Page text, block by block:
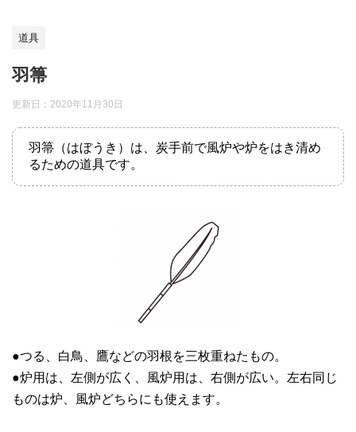
道具
羽箒
更新日： 2020年11月30日
羽箒（はぼうき）は、炭手前で風炉や炉をはき清め
るための道具です。
●つる、白鳥、鷹などの羽根を三枚重ねたもの。
●炉用は、左側が広く、風炉用は、右側が広い。左右同じ
ものは炉、風炉どちらにも使えます。